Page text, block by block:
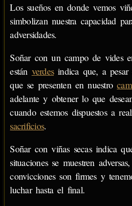
Los sueños en donde vemos
simbolizan nuestra capacidad
adversidades.
Soñar con un campo de vides
están verdesindica que, a pesar
que se presenten en nuestro
adelante y obtener lo que
cuando estemos dispuestos a
sacrificios.
Soñar con viñas secas indica
situaciones se muestren
convicciones son firmes y
luchar hasta el final.